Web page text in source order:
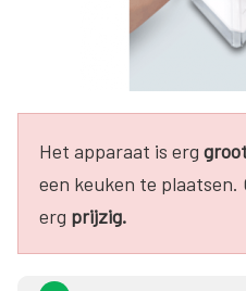
Het apparaat is erg
een keuken te plaatsen.
erg prijzig.